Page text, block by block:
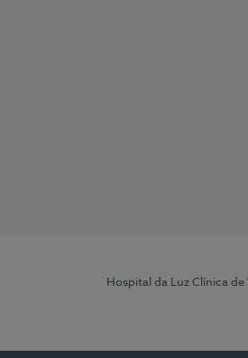
Hospital da Luz Clínica